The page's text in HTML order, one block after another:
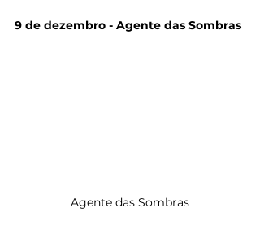
9 de dezembro - Agente das Sombras
Agente das Sombras